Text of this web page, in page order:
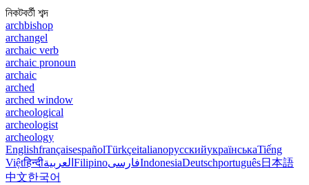
নিকটবর্তী শব্দ
archbishop
archangel
archaic verb
archaic pronoun
archaic
arched
arched window
archeological
archeologist
archeology
EnglishfrançaisespañolTürkçeitalianoрусскийукраїнськаTiếng
Việtहिन्दीالعربية FilipinoفارسیIndonesiaDeutschportuguês日本語
中文한국어